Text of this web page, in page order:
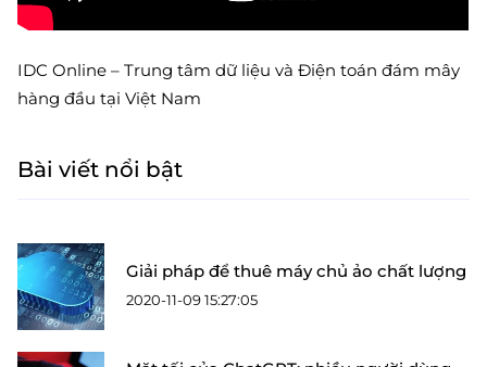
IDC Online – Trung tâm dữ liệu và Điện toán đám mây
hàng đầu tại Việt Nam
Bài viết nổi bật
Giải pháp để thuê máy chủ ảo chất lượng
2020-11-09 15:27:05